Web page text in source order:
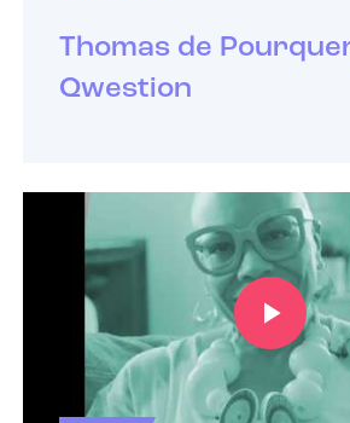
Thomas de
Qwestion